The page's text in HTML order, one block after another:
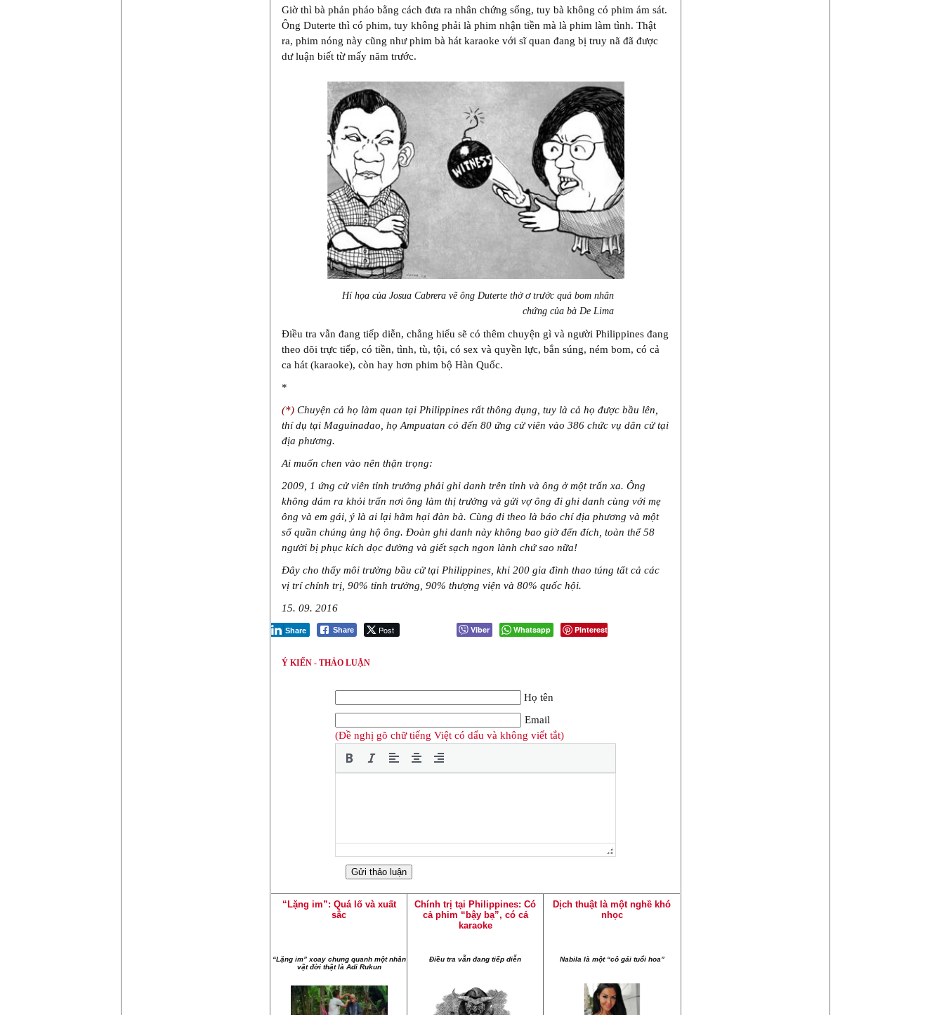
Giờ thì bà phản pháo bằng cách đưa ra nhân chứng sống, tuy bà không có phim ám sát.
Ông Duterte thì có phim, tuy không phải là phim nhận tiền mà là phim làm tình. Thật
ra, phim nóng này cũng như phim bà hát karaoke với sĩ quan đang bị truy nã đã được
dư luận biết từ mấy năm trước.
Hí họa của Josua Cabrera vẽ ông Duterte thờ ơ trước quả bom nhân
chứng của bà De Lima
Điều tra vẫn đang tiếp diễn, chẳng hiểu sẽ có thêm chuyện gì và người Philippines đang
theo dõi trực tiếp, có tiền, tình, tù, tội, có sex và quyền lực, bắn súng, ném bom, có cả
ca hát (karaoke), còn hay hơn phim bộ Hàn Quốc.
*
(*) Chuyện cả họ làm quan tại Philippines rất thông dụng, tuy là cả họ được bầu lên,
thí dụ tại Maguinadao, họ Ampuatan có đến 80 ứng cử viên vào 386 chức vụ dân cử tại
địa phương.
Ai muốn chen vào nên thận trọng:
2009, 1 ứng cử viên tỉnh trưởng phải ghi danh trên tỉnh và ông ở một trấn xa. Ông
không dám ra khỏi trấn nơi ông làm thị trưởng và gửi vợ ông đi ghi danh cùng với mẹ
ông và em gái, ý là ai lại hãm hại đàn bà. Cùng đi theo là báo chí địa phương và một
số quần chúng ủng hộ ông. Đoàn ghi danh này không bao giờ đến đích, toàn thể 58
người bị phục kích dọc đường và giết sạch ngon lành chứ sao nữa!
Đây cho thấy môi trường bầu cử tại Philippines, khi 200 gia đình thao túng tất cả các
vị trí chính trị, 90% tỉnh trưởng, 90% thượng viện và 80% quốc hội.
15. 09. 2016
Share Post
Share Viber Whatsapp Pinterest
Ý KIẾN - THẢO LUẬN
Họ tên
Email
(Đề nghị gõ chữ tiếng Việt có dấu và không viết tắt)
“Lặng im”: Quá lố và xuất
sắc
“Lặng im” xoay chung quanh một nhân
vật đời thật là Adi Rukun
Chính trị tại Philippines: Có
cả phim “bậy bạ”, có cả
karaoke
Điều tra vẫn đang tiếp diễn
Dịch thuật là một nghề khó
nhọc
Nabila là một “cô gái tuổi hoa”